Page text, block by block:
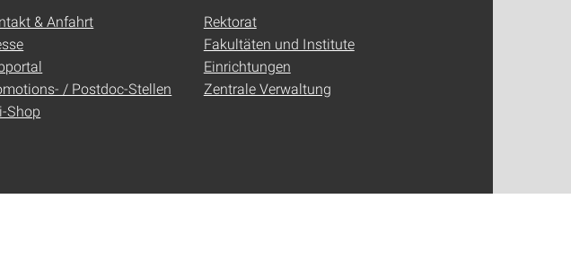
& Anfahrt
/ Postdoc-Stellen
Shop
Rektorat
Fakultäten und Institute
Einrichtungen
Zentrale Verwaltung